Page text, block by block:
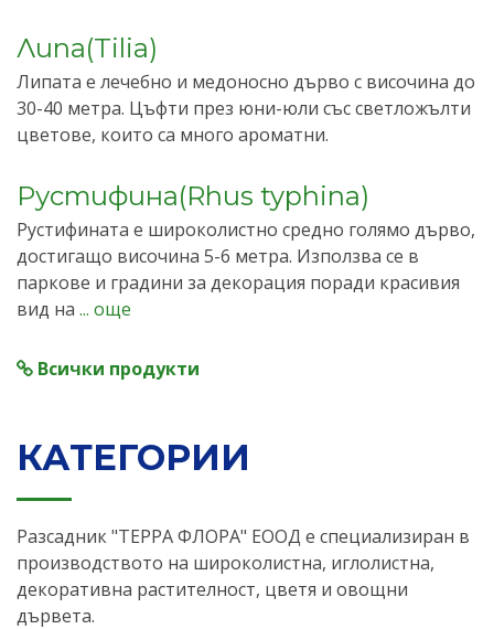
Липа(Tilia)
Липата е лечебно и медоносно дърво с височина до
30-40 метра. Цъфти през юни-юли със светложълти
цветове, които са много ароматни.
Рустифина(Rhus typhina)
Рустифината е широколистно средно голямо дърво,
достигащо височина 5-6 метра. Използва се в
паркове и градини за декорация поради красивия
вид на ... още
Всички продукти
КАТЕГОРИИ
Разсадник "ТЕРРА ФЛОРА" ЕООД е специализиран в
производството на широколистна, иглолистна,
декоративна растителност, цветя и овощни
дървета.